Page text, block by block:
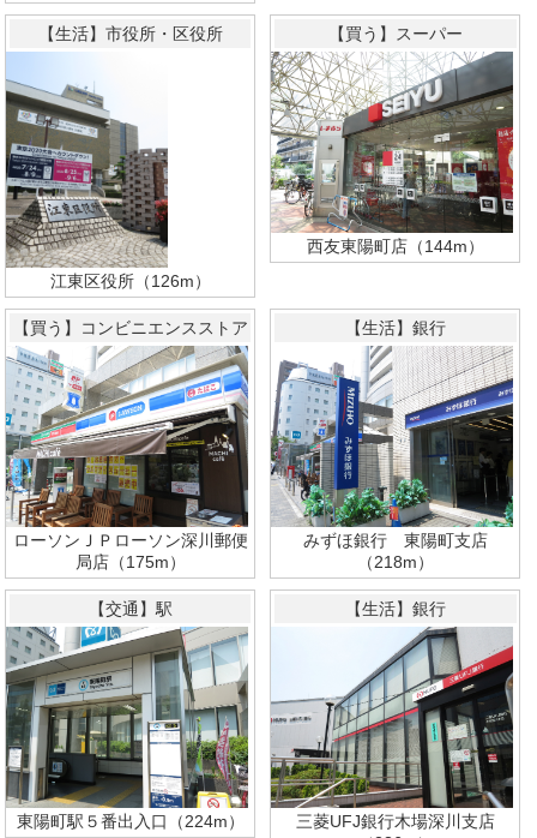
【生活】市役所・区役所
江東区役所（126m）
【買う】スーパー
西友東陽町店（144m）
【買う】コンビニエンスストア
ローソンＪＰローソン深川郵便
局店（175m）
【生活】銀行
みずほ銀行 東陽町支店
（218m）
【交通】駅
東陽町駅５番出入口（224m）
【生活】銀行
三菱UFJ銀行木場深川支店